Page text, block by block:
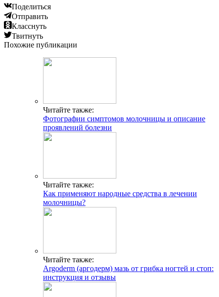
Поделиться
Отправить
Класснуть
Твитнуть
Похожие публикации
Читайте также:
Фотографии симптомов молочницы и описание
проявлений болезни
Читайте также:
Как применяют народные средства в лечении
молочницы?
Читайте также:
Argoderm (аргодерм) мазь от грибка ногтей и стоп:
инструкция и отзывы